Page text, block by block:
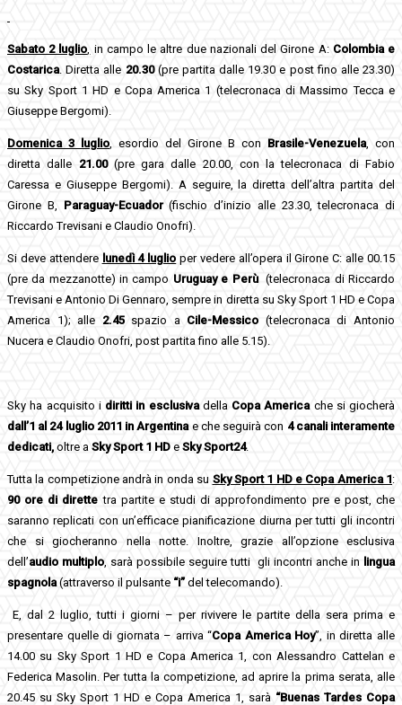
Sabato 2 luglio in campo le altre due nazionali del Girone A: Colombia e
Costarica . Diretta alle 20.30 (pre partita dalle 19.30 e post fino alle 23.30)
su Sky Sport 1 HD e Copa America 1 (telecronaca di Massimo Tecca e
Giuseppe Bergomi).
Domenica 3 luglio esordio del Girone B con Brasile-Venezuela, con
diretta dalle 21.00(pre gara dalle 20.00, con la telecronaca di Fabio
Caressa e Giuseppe Bergomi). A seguire, la diretta dell’altra partita del
Girone B, Paraguay-Ecuador(fischio d’inizio alle 23.30, telecronaca di
Riccardo Trevisani e Claudio Onofri).
Si deve attendere lunedì 4 luglio per vedere all’opera il Girone C: alle 00.15
(pre da mezzanotte) in campo Uruguay e Perù(telecronaca di Riccardo
Trevisani e Antonio Di Gennaro, sempre in diretta su Sky Sport 1 HD e Copa
America 1); alle 2.45spazio a Cile-Messico (telecronaca di Antonio
Nucera e Claudio Onofri, post partita fino alle 5.15).
Sky ha acquisito i diritti in esclusivadella Copa Americache si giocherà
dall’1 al 24 luglio 2011 in Argentina e che seguirà con 4 canali interamente
dedicati, oltre a Sky Sport 1 HD e Sky Sport24.
Tutta la competizione andrà in onda su Sky Sport 1 HD e Copa America 1:
90 ore di dirette tra partite e studi di approfondimento pre e post, che
saranno replicati con un’efficace pianificazione diurna per tutti gli incontri
che si giocheranno nella notte. Inoltre, grazie all’opzione esclusiva
dell’audio multiplo , sarà possibile seguire tutti gli incontri anche in lingua
spagnola (attraverso il pulsante “i” del telecomando).
E, dal 2 luglio, tutti i giorni – per rivivere le partite della sera prima e
presentare quelle di giornata – arriva “Copa America Hoy”, in diretta alle
14.00 su Sky Sport 1 HD e Copa America 1, con Alessandro Cattelan e
Federica Masolin. Per tutta la competizione, ad aprire la prima serata, alle
20.45 su Sky Sport 1 HD e Copa America 1, sarà “Buenas Tardes Copa